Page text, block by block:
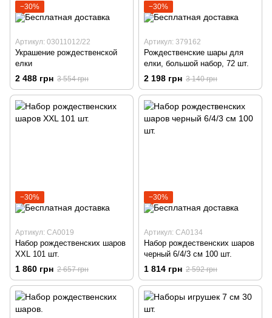
−30%
Артикул: 03011012/22
Украшение рождественской
елки
2 488 грн 3 554 грн
−30%
Артикул: 379162
Рождественские шары для
елки, большой набор, 72 шт.
2 198 грн 3 140 грн
−30%
Артикул: CA0019
Набор рождественских шаров
XXL 101 шт.
1 860 грн 2 657 грн
−30%
Артикул: CA0134
Набор рождественских шаров
черный 6/4/3 см 100 шт.
1 814 грн 2 592 грн